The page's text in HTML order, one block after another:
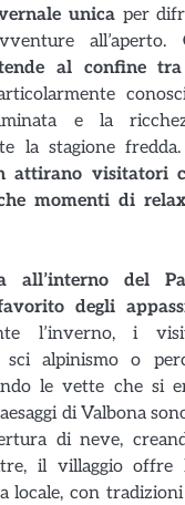
unicaper
all’aperto.
al confine
e la
la stagione fredda.
attirano visitatori
momenti di
all’interno del
degli
l’inverno, i
sci alpinismo o
le vette che si
di Valbona
di neve,
il villaggio offre
locale, con